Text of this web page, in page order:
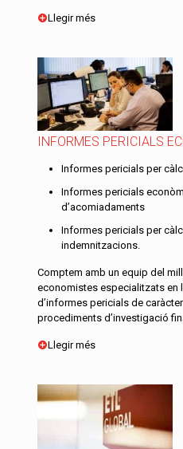
Llegir més
INFORMES PERICIALS
Informes pericials per
Informes pericials
d’acomiadaments
Informes pericials per
indemnitzacions.
Comptem amb un equip del
economistes especialitzats en
d’informes pericials de
procediments d’investigació
Llegir més